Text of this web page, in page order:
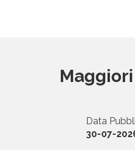
Filiali
Data
30-07-